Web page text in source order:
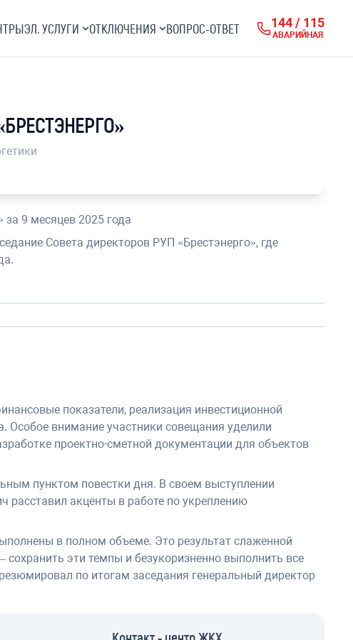
ЭЛ. УСЛУГИ ОТКЛЮЧЕНИЯ ВОПРОС-ОТВЕТ 144 / 115
АВАРИЙНАЯ
за 9 месяцев 2025 года
Совета директоров РУП «Брестэнерго», где
показатели, реализация инвестиционной
Особое внимание участники совещания уделили
проектно-сметной документации для объектов
пунктом повестки дня. В своем выступлении
расставил акценты в работе по укреплению
в полном объеме. Это результат слаженной
эти темпы и безукоризненно выполнить все
по итогам заседания генеральный директор